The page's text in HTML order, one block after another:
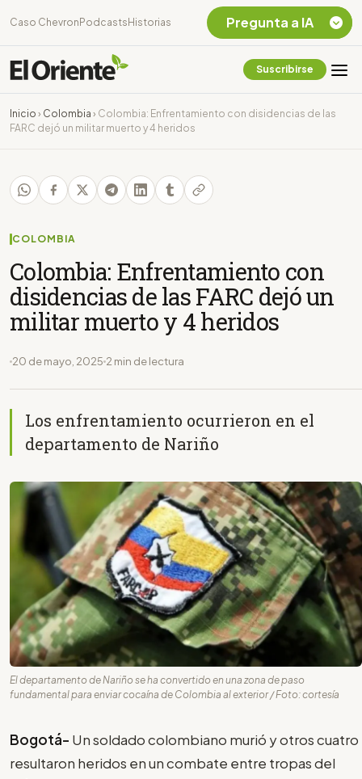
Caso Chevron Podcasts Historias
Suscribirse
Inicio › Colombia › Colombia: Enfrentamiento con disidencias de las
FARC dejó un militar muerto y 4 heridos
COLOMBIA
Colombia: Enfrentamiento con
disidencias de las FARC dejó un
militar muerto y 4 heridos
20 de mayo, 2025 2 min de lectura
Los enfrentamiento ocurrieron en el
departamento de Nariño
El departamento de Nariño se ha convertido en una zona de paso
fundamental para enviar cocaína de Colombia al exterior / Foto: cortesía
Bogotá- Un soldado colombiano murió y otros cuatro
resultaron heridos en un combate entre tropas del
Pregunta a IA
Chevron Ecuador